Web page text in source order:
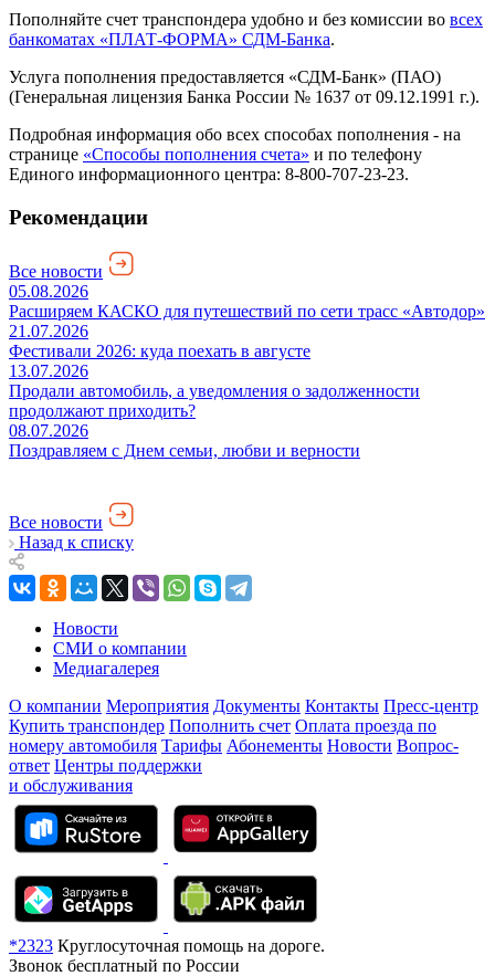
Пополняйте счет транспондера удобно и без комиссии во всех
банкоматах «ПЛАТ-ФОРМА» СДМ-Банка.
Услуга пополнения предоставляется «СДМ-Банк» (ПАО)
(Генеральная лицензия Банка России № 1637 от 09.12.1991 г.).
Подробная информация обо всех способах пополнения - на
странице «Способы пополнения счета» и по телефону
Единого информационного центра: 8-800-707-23-23.
Рекомендации
Все новости
05.08.2026
Расширяем КАСКО для путешествий по сети трасс «Автодор»
21.07.2026
Фестивали 2026: куда поехать в августе
13.07.2026
Продали автомобиль, а уведомления о задолженности
продолжают приходить?
08.07.2026
Поздравляем с Днем семьи, любви и верности
Все новости
Назад к списку
Новости
СМИ о компании
Медиагалерея
О компании Мероприятия Документы Контакты Пресс-центр
Купить транспондер Пополнить счет Оплата проезда по
номеру автомобиля Тарифы Абонементы Новости Вопрос-
ответ Центры поддержки
и обслуживания
*2323 Круглосуточная помощь на дороге.
Звонок бесплатный по России